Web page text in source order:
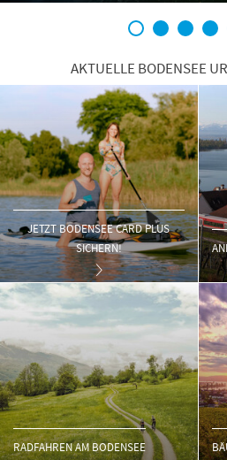
1 2 3 4
AKTUELLE BODENSEE
JETZT BODENSEE CARD PLUS
SICHERN!
RADFAHREN AM BODENSEE